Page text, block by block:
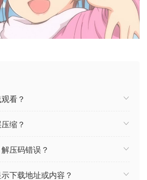
看？
缩？
压码错误？
下载地址或内容？